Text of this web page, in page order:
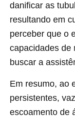
danificar as
resultando em
perceber que o
capacidades de
buscar a
Em resumo, ao
persistentes,
escoamento de